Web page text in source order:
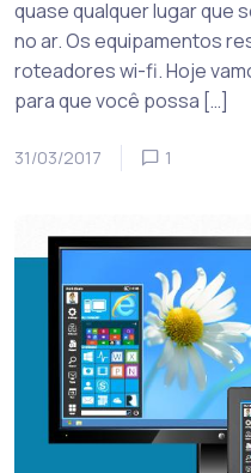
quase qualquer lugar que
no ar. Os equipamentos
roteadores wi-fi. Hoje
para que você possa […]
31/03/2017 1